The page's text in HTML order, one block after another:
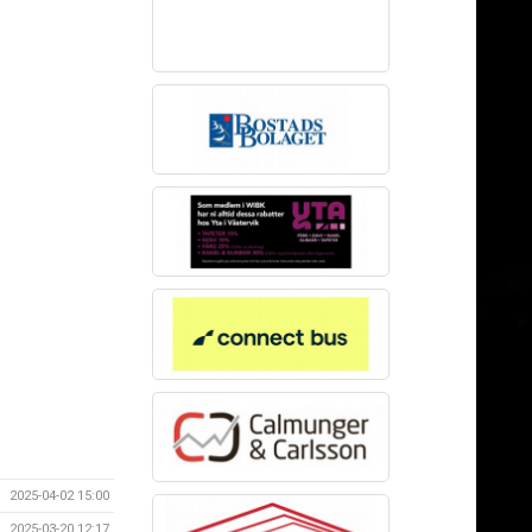
2025-04-02 15:00